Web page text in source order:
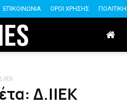
ΕΠΙΚΟΙΝΩΝΙΑ ΟΡΟΙ ΧΡΗΣΗΣ
istigmes
Δ.ΙΙΕΚ